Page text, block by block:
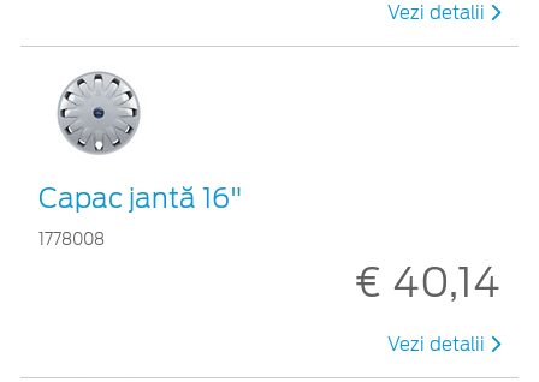
Vezi detalii
Capac jantă 16"
1778008
€ 40,14
Vezi detalii